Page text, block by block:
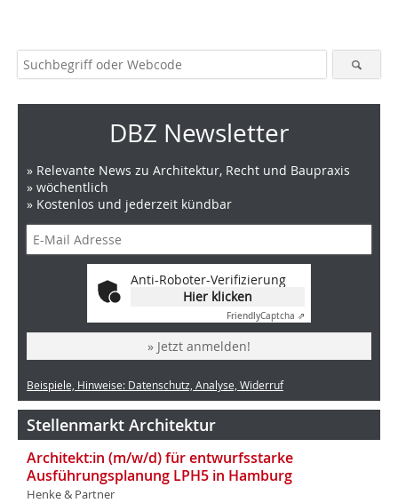
DBZ Newsletter
» Relevante News zu Architektur, Recht und Baupraxis
» wöchentlich
» Kostenlos und jederzeit kündbar
Anti-Roboter-Verifizierung
Hier klicken
FriendlyCaptcha ⇗
» Jetzt anmelden!
Beispiele, Hinweise: Datenschutz, Analyse, Widerruf
Stellenmarkt Architektur
Architekt:in (m/w/d) für entwurfsstarke
Ausführungsplanung LPH5 in Hamburg
Henke & Partner